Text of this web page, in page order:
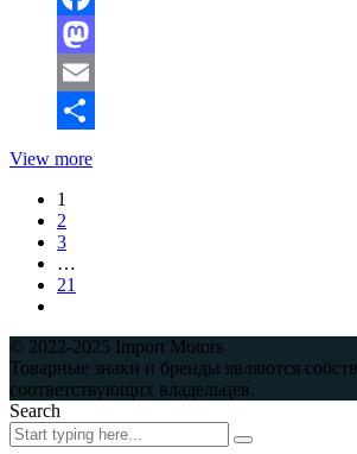
Facebook
Mastodon
Email
View more
1
2
3
…
21
© 2022-2025 Import Motors
Товарные знаки и бренды являются
соответствующих владельцев.
Search